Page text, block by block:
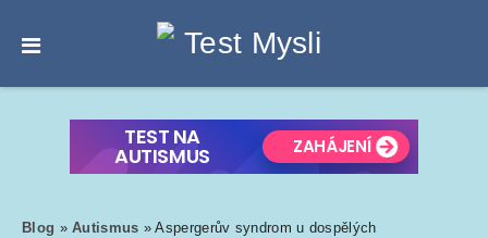
Blog »Autismus »Aspergerův syndrom u dospělých